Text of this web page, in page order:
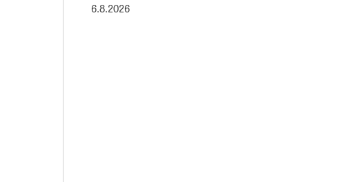
6.8.2026